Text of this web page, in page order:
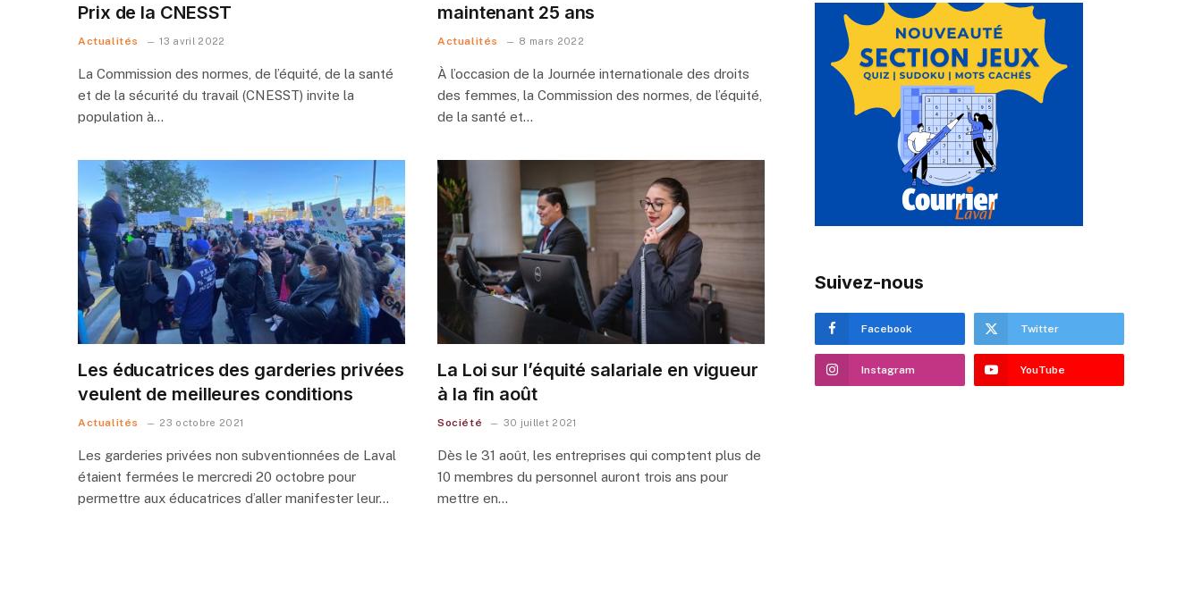
Prix de la CNESST
Actualités 13 avril 2022
La Commission des normes, de l’équité, de la santé
et de la sécurité du travail (CNESST) invite la
population à…
maintenant 25 ans
Actualités 8 mars 2022
À l’occasion de la Journée internationale des droits
des femmes, la Commission des normes, de l’équité,
de la santé et…
Les éducatrices des garderies privées
veulent de meilleures conditions
Actualités 23 octobre 2021
Les garderies privées non subventionnées de Laval
étaient fermées le mercredi 20 octobre pour
permettre aux éducatrices d’aller manifester leur…
La Loi sur l’équité salariale en vigueur
à la fin août
Société 30 juillet 2021
Dès le 31 août, les entreprises qui comptent plus de
10 membres du personnel auront trois ans pour
mettre en…
Suivez-nous
Facebook Twitter
Instagram YouTube